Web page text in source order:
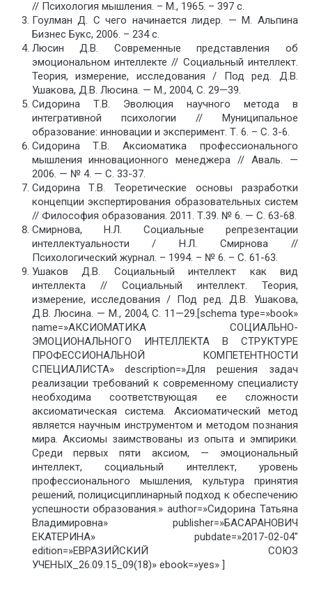
// Психология мышления. – М., 1965. – 397 c.
Гоулман Д. С чего начинается лидер. — М. Альпина
Бизнес Букс, 2006. – 234 с.
Люсин Д.В. Современные представления об
эмоциональном интеллекте // Социальный интеллект.
Теория, измерение, исследования / Под ред. Д.В.
Ушакова, Д.В. Люсина. — М., 2004, С. 29—39.
Сидорина Т.В. Эволюция научного метода в
интегративной психологии // Муниципальное
образование: инновации и эксперимент. Т. 6. – С. 3-6.
Сидорина Т.В. Аксиоматика профессионального
мышления инновационного менеджера // Аваль. —
2006. — № 4. — C. 33-37.
Сидорина Т.В. Теоретические основы разработки
концепции экспертирования образовательных систем
// Философия образования. 2011. Т.39. № 6. — С. 63-68.
Смирнова, Н.Л. Социальные репрезентации
интеллектуальности / Н.Л. Смирнова //
Психологический журнал. – 1994. – № 6. – С. 61-63.
Ушаков Д.В. Социальный интеллект как вид
интеллекта // Социальный интеллект. Теория,
измерение, исследования / Под ред. Д.В. Ушакова,
Д.В. Люсина. — М., 2004, С. 11—29.[schema type=»book»
name=»АКСИОМАТИКА СОЦИАЛЬНО-
ЭМОЦИОНАЛЬНОГО ИНТЕЛЛЕКТА В СТРУКТУРЕ
ПРОФЕССИОНАЛЬНОЙ КОМПЕТЕНТНОСТИ
СПЕЦИАЛИСТА» description=»Для решения задач
реализации требований к современному специалисту
необходима соответствующая ее сложности
аксиоматическая система. Аксиоматический метод
является научным инструментом и методом познания
мира. Аксиомы заимствованы из опыта и эмпирики.
Среди первых пяти аксиом, — эмоциональный
интеллект, социальный интеллект, уровень
профессионального мышления, культура принятия
решений, полицисциплинарный подход к обеспечению
успешности образования.» author=»Сидорина Татьяна
Владимировна» publisher=»БАСАРАНОВИЧ
ЕКАТЕРИНА» pubdate=»2017-02-04″
edition=»ЕВРАЗИЙСКИЙ СОЮЗ
УЧЕНЫХ_26.09.15_09(18)» ebook=»yes» ]